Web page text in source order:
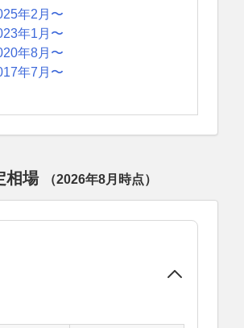
年2月〜
年1月〜
年8月〜
年7月〜
相場 （2026年8月 時点）